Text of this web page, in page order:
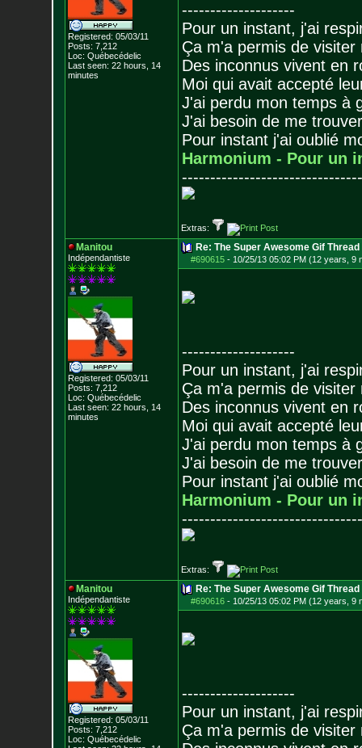
Registered: 05/03/11
Posts: 7,212
Loc: Québecédelic
Last seen: 22 hours, 14
minutes
--------------------
Pour un instant, j'ai
Ça m'a permis de visiter
Des inconnus vivent en
Moi qui avait accepté
J'ai perdu mon temps à
J'ai besoin de me
Pour instant j'ai oublié
Harmonium - Pour un
--------------------------------
Extras:
Manitou
Indépendantiste
Registered: 05/03/11
Posts: 7,212
Loc: Québecédelic
Last seen: 22 hours, 14
minutes
Re: The Super Awesome Gif Thread
#690615- 10/25/13 05:02 PM (12 years, 9
--------------------
Pour un instant, j'ai
Ça m'a permis de visiter
Des inconnus vivent en
Moi qui avait accepté
J'ai perdu mon temps à
J'ai besoin de me
Pour instant j'ai oublié
Harmonium - Pour un
--------------------------------
Extras:
Manitou
Indépendantiste
Registered: 05/03/11
Posts: 7,212
Loc: Québecédelic
Re: The Super Awesome Gif Thread
#690616- 10/25/13 05:02 PM (12 years, 9
--------------------
Pour un instant, j'ai
Ça m'a permis de visiter